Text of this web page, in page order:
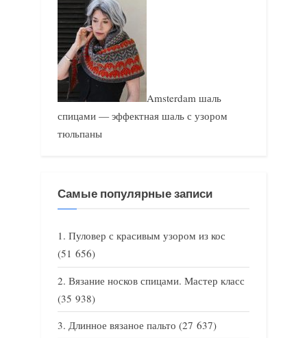
Amsterdam шаль
спицами — эффектная шаль с узором
тюльпаны
Самые популярные записи
Пуловер с красивым узором из кос
(51 656)
Вязание носков спицами. Мастер класс
(35 938)
Длинное вязаное пальто (27 637)